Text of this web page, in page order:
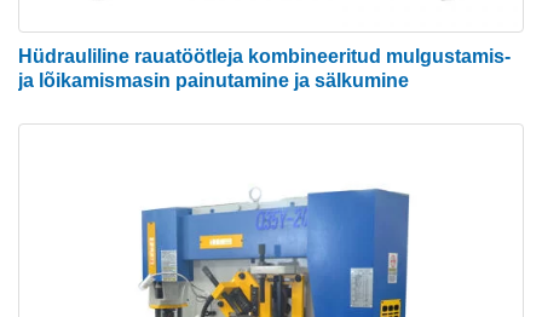
Lõikejaam suudab lõigata laias valikus erineva
laiusega metallplaate, tavaliselt vahemikus 12” kuni
30”. Lõikeseade on varustatud lihtsa tugeva
Hüdrauliline rauatöötleja kombineeritud mulgustamis-
ja lõikamismasin painutamine ja sälkumine